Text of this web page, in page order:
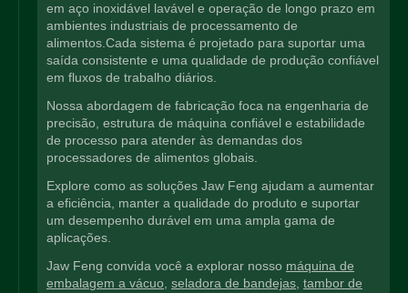
em aço inoxidável lavável e operação de longo prazo em
ambientes industriais de processamento de
alimentos.Cada sistema é projetado para suportar uma
saída consistente e uma qualidade de produção confiável
em fluxos de trabalho diários.
Nossa abordagem de fabricação foca na engenharia de
precisão, estrutura de máquina confiável e estabilidade
de processo para atender às demandas dos
processadores de alimentos globais.
Explore como as soluções Jaw Feng ajudam a aumentar
a eficiência, manter a qualidade do produto e suportar
um desempenho durável em uma ampla gama de
aplicações.
Jaw Feng convida você a explorar nosso máquina de
embalagem a vácuo, seladora de bandejas, tambor de